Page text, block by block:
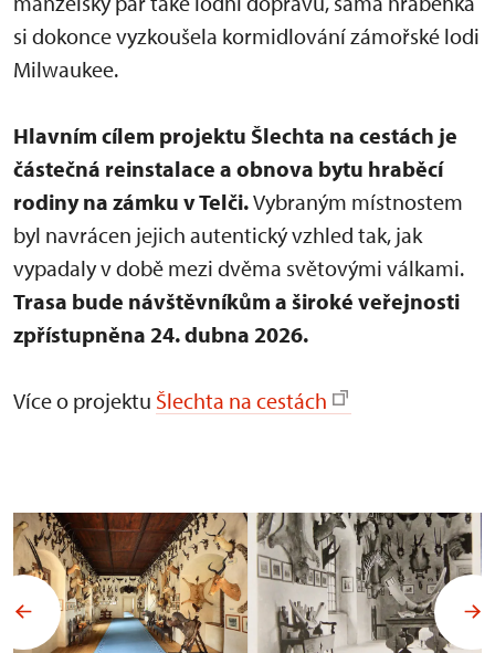
si dokonce vyzkoušela kormidlování zámořské lodi
Milwaukee.
Hlavním cílem projektu Šlechta na cestách je
částečná reinstalace a obnova bytu hraběcí
rodiny na zámku v Telči.Vybraným místnostem
byl navrácen jejich autentický vzhled tak, jak
vypadaly v době mezi dvěma světovými válkami.
Trasa bude návštěvníkům a široké veřejnosti
zpřístupněna 24. dubna 2026.
Více o projektu Šlechta na cestách